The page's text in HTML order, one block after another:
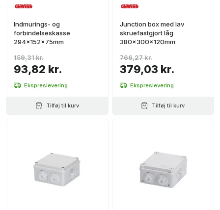
Indmurings- og
forbindelseskasse
294x152x75mm
93,82 kr.
159,31 kr.
Ekspreslevering
Tilføj til kurv
Junction box med lav
skruefastgjort låg
380x300x120mm
379,03 kr.
766,27 kr.
Ekspreslevering
Tilføj til kurv